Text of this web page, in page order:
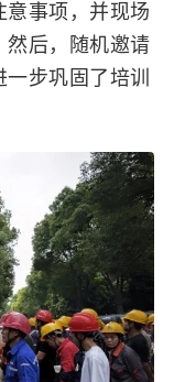
事项，并现场
然后，随机邀请
步巩固了培训